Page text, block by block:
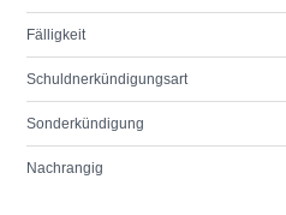
Fälligkeit
Schuldnerkündigungsart
Sonderkündigung
Nachrangig